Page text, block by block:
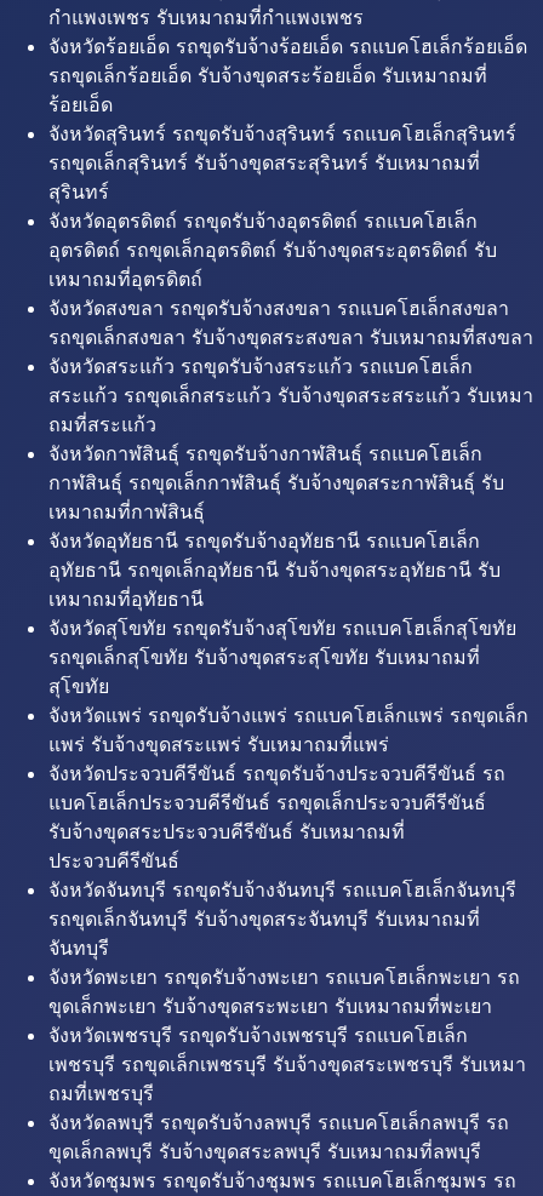
กำแพงเพชร รับเหมาถมที่กำแพงเพชร
จังหวัดร้อยเอ็ด รถขุดรับจ้างร้อยเอ็ด รถแบคโฮเล็กร้อยเอ็ด
รถขุดเล็กร้อยเอ็ด รับจ้างขุดสระร้อยเอ็ด รับเหมาถมที่
ร้อยเอ็ด
จังหวัดสุรินทร์ รถขุดรับจ้างสุรินทร์ รถแบคโฮเล็กสุรินทร์
รถขุดเล็กสุรินทร์ รับจ้างขุดสระสุรินทร์ รับเหมาถมที่
สุรินทร์
จังหวัดอุตรดิตถ์ รถขุดรับจ้างอุตรดิตถ์ รถแบคโฮเล็ก
อุตรดิตถ์ รถขุดเล็กอุตรดิตถ์ รับจ้างขุดสระอุตรดิตถ์ รับ
เหมาถมที่อุตรดิตถ์
จังหวัดสงขลา รถขุดรับจ้างสงขลา รถแบคโฮเล็กสงขลา
รถขุดเล็กสงขลา รับจ้างขุดสระสงขลา รับเหมาถมที่สงขลา
จังหวัดสระแก้ว รถขุดรับจ้างสระแก้ว รถแบคโฮเล็ก
สระแก้ว รถขุดเล็กสระแก้ว รับจ้างขุดสระสระแก้ว รับเหมา
ถมที่สระแก้ว
จังหวัดกาฬสินธุ์ รถขุดรับจ้างกาฬสินธุ์ รถแบคโฮเล็ก
กาฬสินธุ์ รถขุดเล็กกาฬสินธุ์ รับจ้างขุดสระกาฬสินธุ์ รับ
เหมาถมที่กาฬสินธุ์
จังหวัดอุทัยธานี รถขุดรับจ้างอุทัยธานี รถแบคโฮเล็ก
อุทัยธานี รถขุดเล็กอุทัยธานี รับจ้างขุดสระอุทัยธานี รับ
เหมาถมที่อุทัยธานี
จังหวัดสุโขทัย รถขุดรับจ้างสุโขทัย รถแบคโฮเล็กสุโขทัย
รถขุดเล็กสุโขทัย รับจ้างขุดสระสุโขทัย รับเหมาถมที่
สุโขทัย
จังหวัดแพร่ รถขุดรับจ้างแพร่ รถแบคโฮเล็กแพร่ รถขุดเล็ก
แพร่ รับจ้างขุดสระแพร่ รับเหมาถมที่แพร่
จังหวัดประจวบคีรีขันธ์ รถขุดรับจ้างประจวบคีรีขันธ์ รถ
แบคโฮเล็กประจวบคีรีขันธ์ รถขุดเล็กประจวบคีรีขันธ์
รับจ้างขุดสระประจวบคีรีขันธ์ รับเหมาถมที่
ประจวบคีรีขันธ์
จังหวัดจันทบุรี รถขุดรับจ้างจันทบุรี รถแบคโฮเล็กจันทบุรี
รถขุดเล็กจันทบุรี รับจ้างขุดสระจันทบุรี รับเหมาถมที่
จันทบุรี
จังหวัดพะเยา รถขุดรับจ้างพะเยา รถแบคโฮเล็กพะเยา รถ
ขุดเล็กพะเยา รับจ้างขุดสระพะเยา รับเหมาถมที่พะเยา
จังหวัดเพชรบุรี รถขุดรับจ้างเพชรบุรี รถแบคโฮเล็ก
เพชรบุรี รถขุดเล็กเพชรบุรี รับจ้างขุดสระเพชรบุรี รับเหมา
ถมที่เพชรบุรี
จังหวัดลพบุรี รถขุดรับจ้างลพบุรี รถแบคโฮเล็กลพบุรี รถ
ขุดเล็กลพบุรี รับจ้างขุดสระลพบุรี รับเหมาถมที่ลพบุรี
จังหวัดชุมพร รถขุดรับจ้างชุมพร รถแบคโฮเล็กชุมพร รถ